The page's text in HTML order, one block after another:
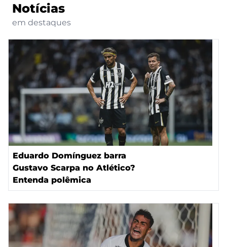
Notícias
em destaques
Eduardo Domínguez barra
Gustavo Scarpa no Atlético?
Entenda polêmica